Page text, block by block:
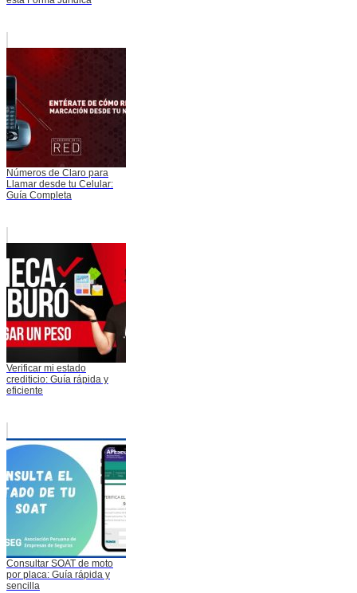
Números de Claro para
Llamar desde tu Celular:
Guía Completa
Verificar mi estado
crediticio: Guía rápida y
eficiente
Consultar SOAT de moto
por placa: Guía rápida y
sencilla